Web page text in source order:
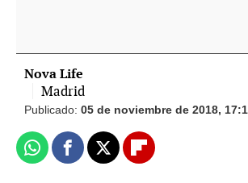
Nova Life
Madrid
Publicado: 05 de noviembre de 2018,
WhatsappFacebook
X Flipboard